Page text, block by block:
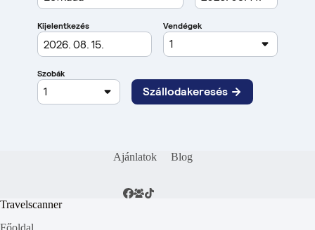
Ajánlatok Blog
Travelscanner
Főoldal